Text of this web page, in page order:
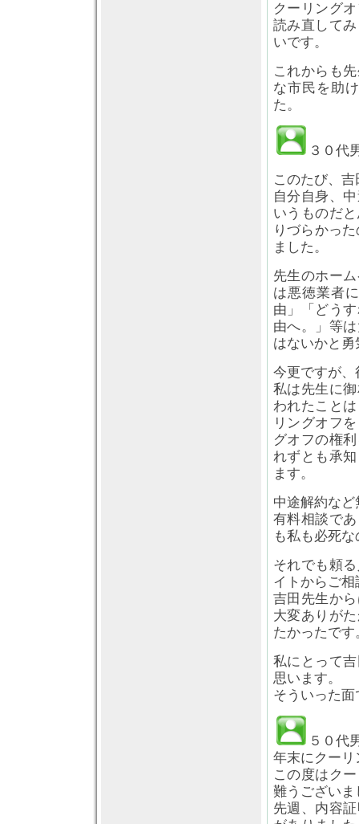
クーリング
読み直して
いです。
これからも
な市民を助
た。
３０代
このたび、
自分自身、
いうものだ
りづらかっ
ました。
先生のホー
は悪徳業者
由」「どう
由へ。」等
はないかと
今更ですが
私は先生に
われたこと
リングオフ
グオフの権
れずとも承
ます。
中途解約な
有料相談で
も私も必死
それでも頼
イトからご
吉田先生か
大変ありが
たかったです
私にとって
思います。
そういった
５０代
年末にクー
この度はク
難うございま
先週、内容